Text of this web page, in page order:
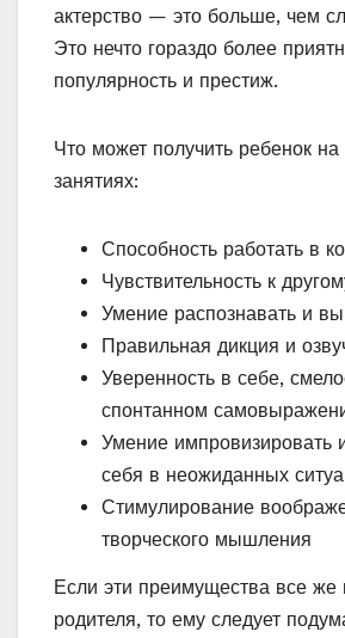
актерство — это больше, чем
Это нечто гораздо более
популярность и престиж.
Что может получить ребенок на
занятиях:
Способность работать в
Чувствительность к
Умение распознавать и
Правильная дикция и
Уверенность в себе,
спонтанном
Умение импровизировать
себя в неожиданных
Стимулирование
творческого мышления
Если эти преимущества все
родителя, то ему следует